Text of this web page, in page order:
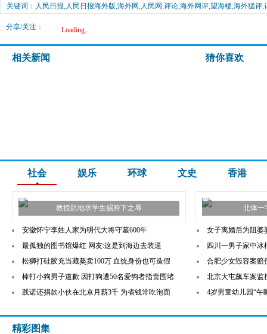
关键词：人民日报,人民日报海外版,海外网,人民网,评论,海外网评,望海楼,海外猛评
分享/关注： Loading...
相关新闻 猜你喜欢
社会 娱乐 环球 文史 香港
教授趴地求学生赐胯下之辱 北体一
安徽怀宁李姓人家为明代大将守墓600年
最孤独的图书馆爆红 网友:这是到海边去装逼
松狮打硅胶充当藏獒卖100万 血统身份也可造假
棒打小狗男子道歉 因打狗遭50名爱狗者指责围堵
践诺还捐款小伙在北京月薪3千 为省钱常吃泡面
女子离婚后为阻婆
四川一男子家中
合肥少女毁容案赔
北京大屯飙车案监
4岁男童幼儿园“午
精彩图集